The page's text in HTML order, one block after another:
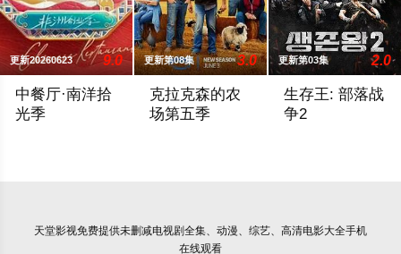
更新20260623 9.0
中餐厅·南洋拾
光季
更新第08集 3.0
克拉克森的农
场第五季
更新第03集 2.0
生存王: 部落战
争2
天堂影视免费提供未删减电视剧全集、动漫、综艺、高清电影大全手机
在线观看